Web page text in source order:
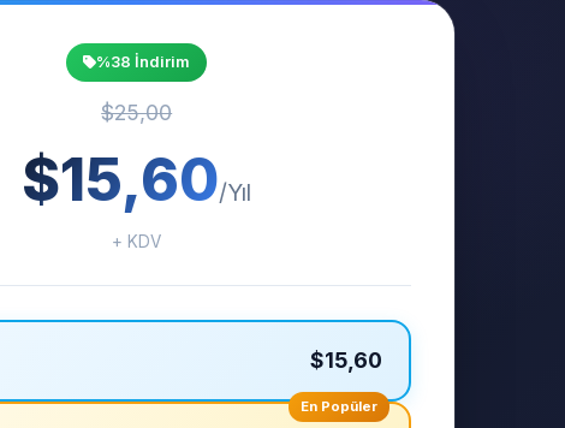
%38 İndirim
$25,00
$15,60/Yıl
+ KDV
$15,60
En Popüler